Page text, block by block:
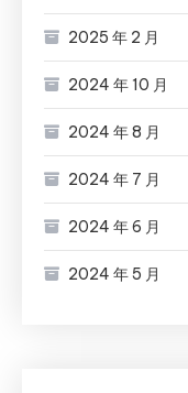
2025 年 2 月
2024 年 10 月
2024 年 8 月
2024 年 7 月
2024 年 6 月
2024 年 5 月